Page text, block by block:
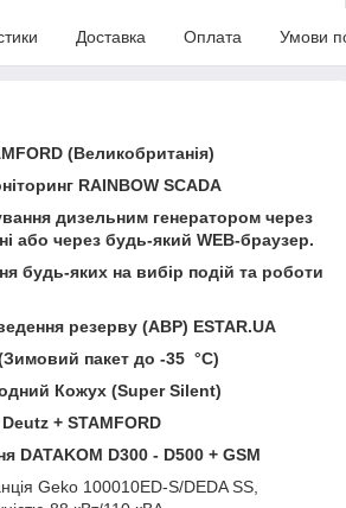
Доставка Оплата Умови
(Великобританія)
RAINBOW SCADA
дизельним генератором через
або через будь-який WEB-браузер.
будь-яких на вибір подій та роботи
резерву (АВР) ESTAR.UA
пакет до -35 °C)
Кожух (Super Silent)
Deutz + STAMFORD
DATAKOM D300 - D500 + GSM
Geko 100010ED-S/DEDA SS,